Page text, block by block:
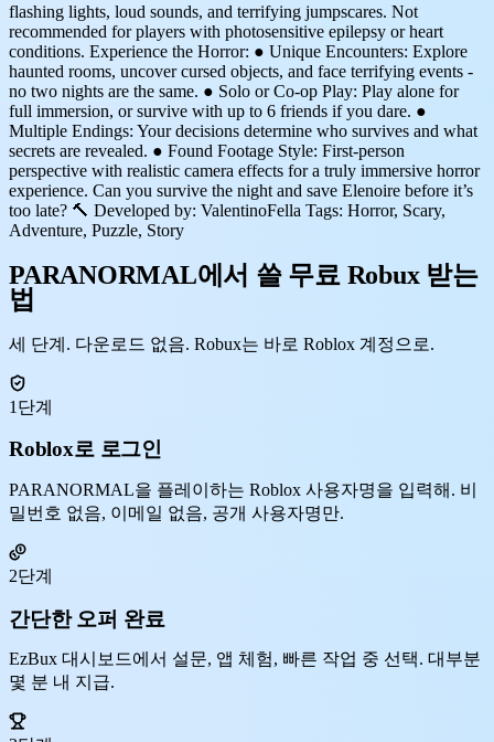
flashing lights, loud sounds, and terrifying jumpscares. Not
recommended for players with photosensitive epilepsy or heart
conditions. Experience the Horror: ● Unique Encounters: Explore
haunted rooms, uncover cursed objects, and face terrifying events -
no two nights are the same. ● Solo or Co-op Play: Play alone for
full immersion, or survive with up to 6 friends if you dare. ●
Multiple Endings: Your decisions determine who survives and what
secrets are revealed. ● Found Footage Style: First-person
perspective with realistic camera effects for a truly immersive horror
experience. Can you survive the night and save Elenoire before it’s
too late? 🔨 Developed by: ValentinoFella Tags: Horror, Scary,
Adventure, Puzzle, Story
PARANORMAL에서 쓸 무료 Robux 받는
법
세 단계. 다운로드 없음. Robux는 바로 Roblox 계정으로.
1단계
Roblox로 로그인
PARANORMAL을 플레이하는 Roblox 사용자명을 입력해. 비
밀번호 없음, 이메일 없음, 공개 사용자명만.
2단계
간단한 오퍼 완료
EzBux 대시보드에서 설문, 앱 체험, 빠른 작업 중 선택. 대부분
몇 분 내 지급.